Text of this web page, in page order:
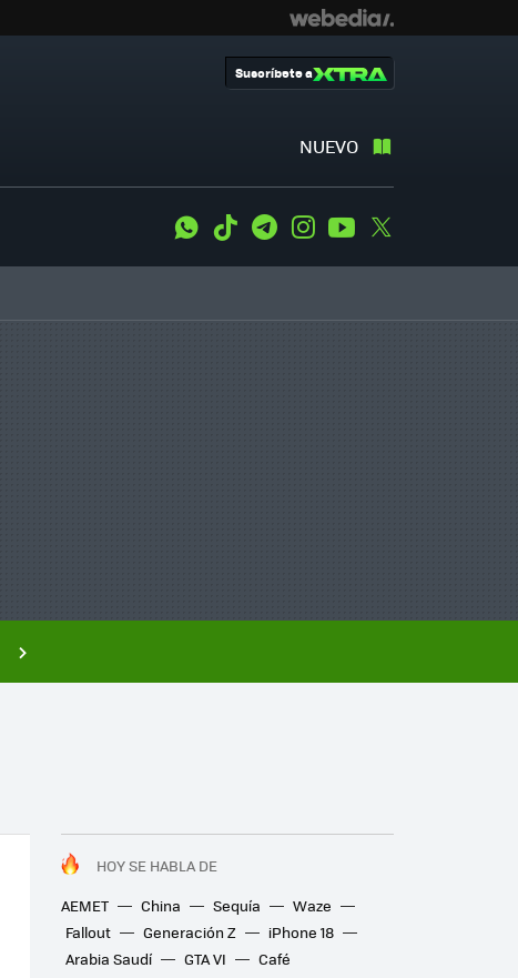
NUEVO
Suscríbete a
WhatsApp
Tiktok TelegramInstagramYoutube
HOY SE HABLA DE
AEMET
China Sequía
Waze
Fallout
Generación Z
iPhone 18
Arabia Saudí
GTA VI Café